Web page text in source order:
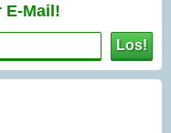
E-Mail!
Los!